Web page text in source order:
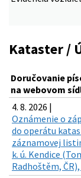
Kataster /
Doručovanie
na webovom
4. 8. 2026 |
Oznámenie o
do operátu
záznamovej
k. ú. Kendice
Radhoštěm,